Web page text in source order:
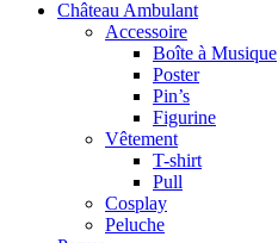
Château Ambulant
Accessoire
Boîte à Musique
Poster
Pin’s
Figurine
Vêtement
T-shirt
Pull
Cosplay
Peluche